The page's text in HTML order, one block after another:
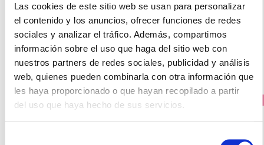
Las cookies de este sitio web se usan para personalizar
el contenido y los anuncios, ofrecer funciones de redes
sociales y analizar el tráfico. Además, compartimos
información sobre el uso que haga del sitio web con
nuestros partners de redes sociales, publicidad y análisis
web, quienes pueden combinarla con otra información que
les haya proporcionado o que hayan recopilado a partir
del uso que haya hecho de sus servicios.
4,50€
- + Añadir
PRECIO ESPECIAL